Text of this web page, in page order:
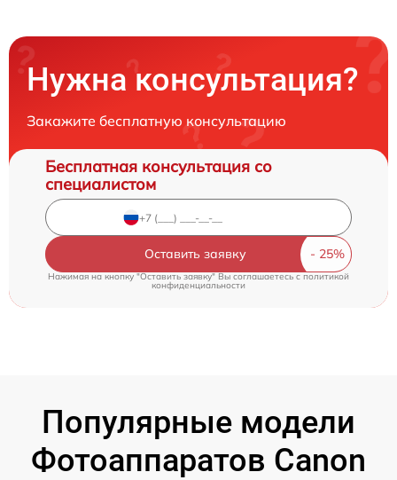
Нужна консультация?
Закажите бесплатную консультацию
Бесплатная консультация со
специалистом
Оставить заявку
Нажимая на кнопку "Оставить заявку" Вы соглашаетесь cполитикой
конфиденциальности
Популярные модели
Фотоаппаратов Canon